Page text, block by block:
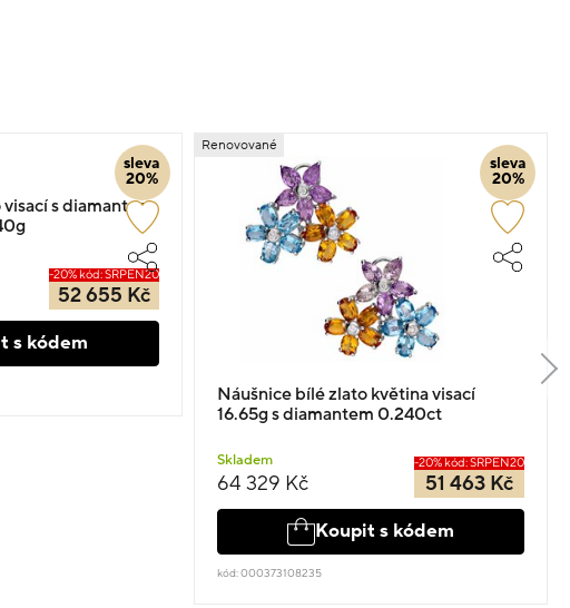
sleva
20%
s diamantem
-20% kód: SRPEN20
52 655 Kč
s kódem
sleva
20%
Renovované
Náušnice bílé zlato květina visací
16.65g s diamantem 0.240ct
Skladem
64 329 Kč
-20% kód: SRPEN20
51 463 Kč
Koupit s kódem
kód: 000373108235